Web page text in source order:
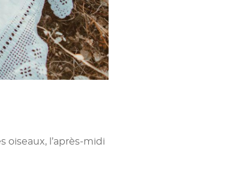
l’après-midi